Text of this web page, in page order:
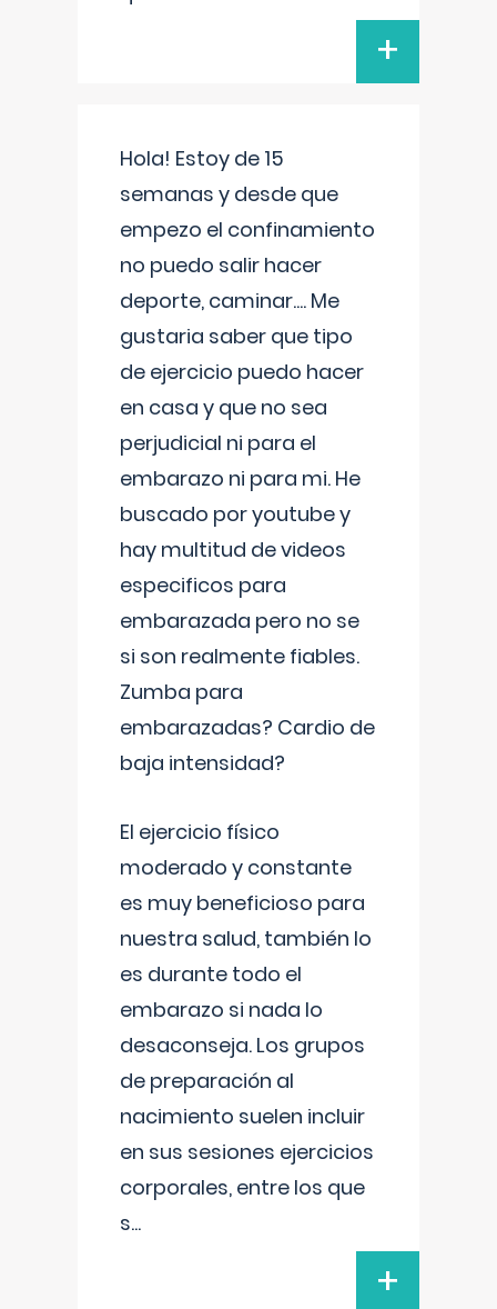
+
Hola! Estoy de 15
semanas y desde que
empezo el confinamiento
no puedo salir hacer
deporte, caminar.... Me
gustaria saber que tipo
de ejercicio puedo hacer
en casa y que no sea
perjudicial ni para el
embarazo ni para mi. He
buscado por youtube y
hay multitud de videos
especificos para
embarazada pero no se
si son realmente fiables.
Zumba para
embarazadas? Cardio de
baja intensidad?
El ejercicio físico
moderado y constante
es muy beneficioso para
nuestra salud, también lo
es durante todo el
embarazo si nada lo
desaconseja. Los grupos
de preparación al
nacimiento suelen incluir
en sus sesiones ejercicios
corporales, entre los que
s...
+